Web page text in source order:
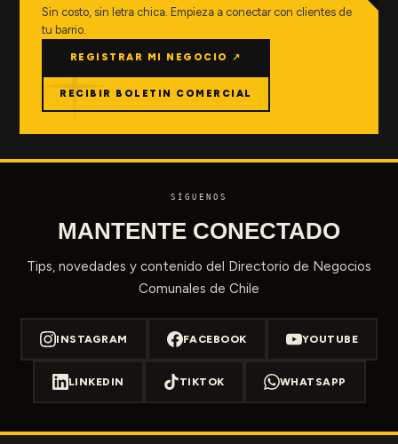
Sin costo, sin letra chica. Empieza a conectar con clientes de
tu barrio.
REGISTRAR MI NEGOCIO ↗
RECIBIR BOLETIN COMERCIAL
SÍGUENOS
MANTENTE CONECTADO
Tips, novedades y contenido del Directorio de Negocios
Comunales de Chile
INSTAGRAM FACEBOOK YOUTUBE
LINKEDIN TIKTOK WHATSAPP